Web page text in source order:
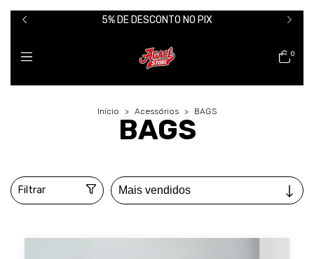
5% DE DESCONTO NO PIX
0
Início > Acessórios > BAGS
BAGS
Filtrar